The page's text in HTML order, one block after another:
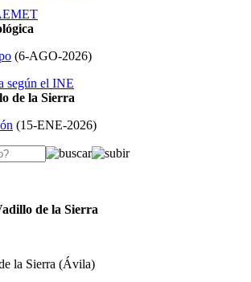
(6-AGO-2026)
de la Sierra
(15-ENE-2026)
de la Sierra
la Sierra (Ávila)